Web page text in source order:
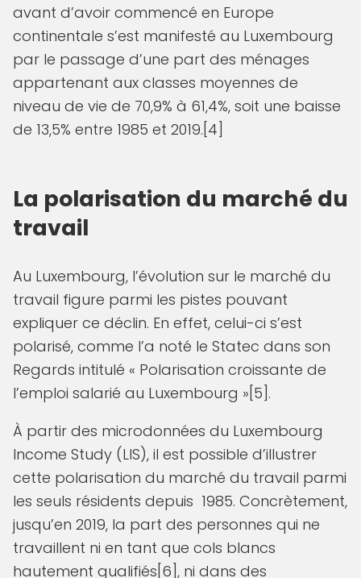
avant d’avoir commencé en Europe
continentale s’est manifesté au Luxembourg
par le passage d’une part des ménages
appartenant aux classes moyennes de
niveau de vie de 70,9% à 61,4%, soit une baisse
de 13,5% entre 1985 et 2019.[4]
La polarisation du marché du
travail
Au Luxembourg, l’évolution sur le marché du
travail figure parmi les pistes pouvant
expliquer ce déclin. En effet, celui-ci s’est
polarisé, comme l’a noté le Statec dans son
Regards intitulé « Polarisation croissante de
l’emploi salarié au Luxembourg »[5].
À partir des microdonnées du Luxembourg
Income Study (LIS), il est possible d’illustrer
cette polarisation du marché du travail parmi
les seuls résidents depuis 1985. Concrètement,
jusqu’en 2019, la part des personnes qui ne
travaillent ni en tant que cols blancs
hautement qualifiés[6], ni dans des